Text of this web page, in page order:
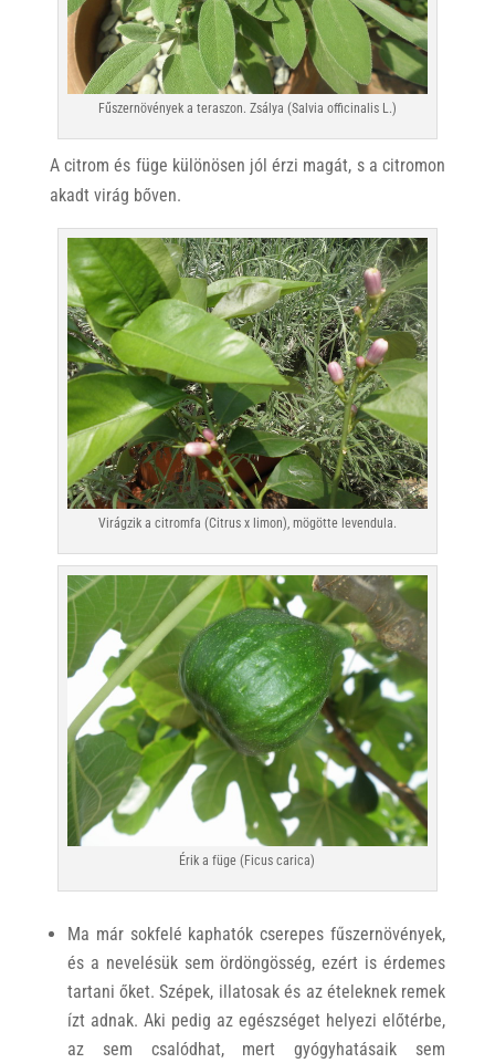
Fűszernövények a teraszon. Zsálya (Salvia officinalis L.)
A citrom és füge különösen jól érzi magát, s a citromon
akadt virág bőven.
Virágzik a citromfa (Citrus x limon), mögötte levendula.
Érik a füge (Ficus carica)
Ma már sokfelé kaphatók cserepes fűszernövények,
és a nevelésük sem ördöngösség, ezért is érdemes
tartani őket. Szépek, illatosak és az ételeknek remek
ízt adnak. Aki pedig az egészséget helyezi előtérbe,
az sem csalódhat, mert gyógyhatásaik sem